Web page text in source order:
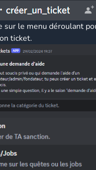
sur le menu déroulant
ticket.